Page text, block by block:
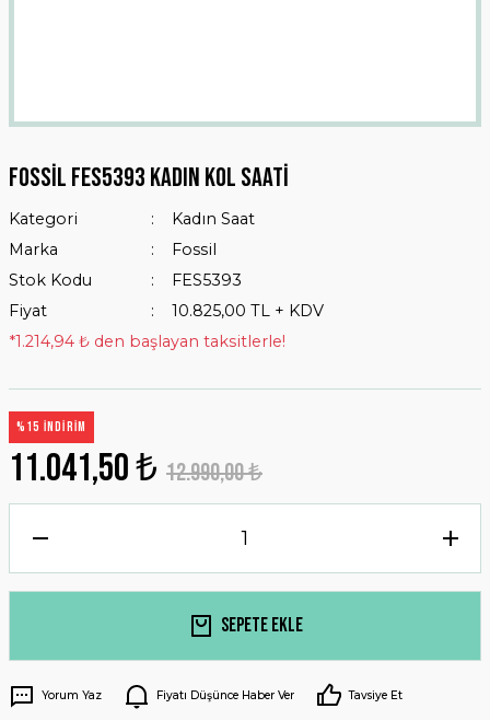
Fossil FES5393 Kadın Kol Saati
Kategori
Kadın Saat
Marka
Fossil
Stok Kodu
FES5393
Fiyat
10.825,00 TL + KDV
*1.214,94 ₺ den başlayan taksitlerle!
%15 İNDİRİM
11.041,50 ₺ 12.990,00 ₺
Sepete Ekle
Yorum Yaz Fiyatı Düşünce Haber Ver Tavsiye Et